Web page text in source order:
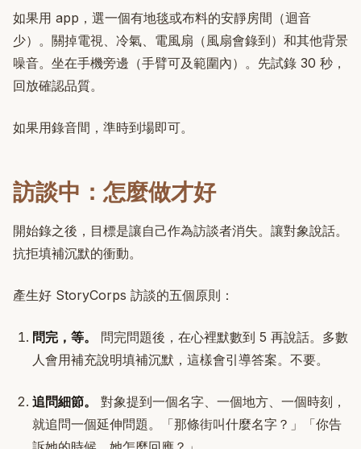
如果用 app，選一個有地毯或布料的安靜房間（迴音
少）。關掉電視、冷氣、電風扇（風扇會錄到）和其他背景
噪音。坐在手機旁邊（手臂可及範圍內）。先試錄 30 秒，
回放確認品質。
如果用錄音間，準時到場即可。
訪談中：怎麼做才好
開始錄之後，目標是讓自己作為訪談者消失。讓對象說話。
抗拒填補沉默的衝動。
產生好 StoryCorps 訪談的五個原則：
問完，等。
問完問題後，在心裡默數到 5 再說話。多數
人會用補充說明填補沉默，這樣會引導答案。不要。
追問細節。
對象提到一個名字、一個地方、一個時刻，
就追問一個延伸問題。「那條街叫什麼名字？」「你告